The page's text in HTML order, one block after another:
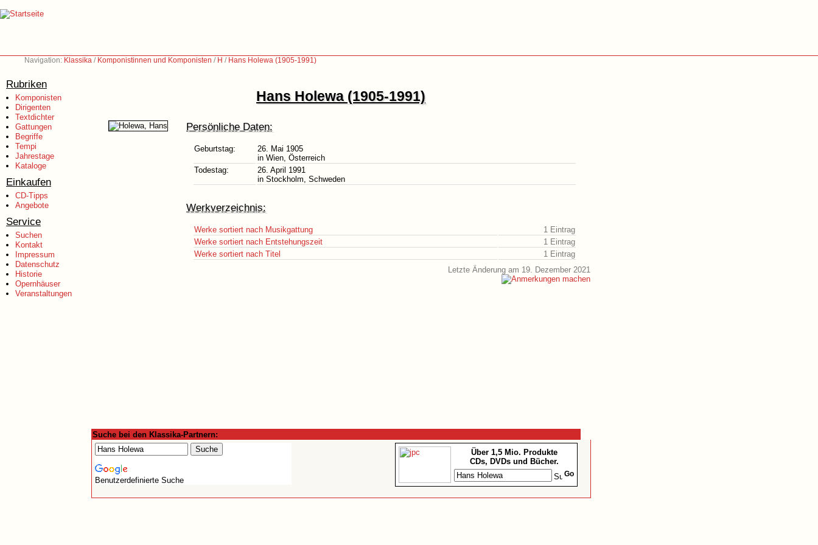
Navigation: Klassika / Komponistinnen und Komponisten / H / Hans Holewa (1905-1991)
Rubriken
Komponisten
Dirigenten
Textdichter
Gattungen
Begriffe
Tempi
Jahrestage
Kataloge
Einkaufen
CD-Tipps
Angebote
Service
Suchen
Kontakt
Impressum
Datenschutz
Historie
Opernhäuser
Veranstaltungen
Hans Holewa (1905-1991)
Persönliche Daten:
Geburtstag:
26. Mai 1905
in Wien, Österreich
Todestag:
26. April 1991
in Stockholm, Schweden
Werkverzeichnis:
Werke sortiert nach Musikgattung
1 Eintrag
Werke sortiert nach Entstehungszeit
1 Eintrag
Werke sortiert nach Titel
1 Eintrag
Letzte Änderung am 19. Dezember 2021
Suche bei den Klassika-Partnern:
Benutzerdefinierte Suche
Über 1,5 Mio. Produkte
CDs, DVDs und Bücher.
Go